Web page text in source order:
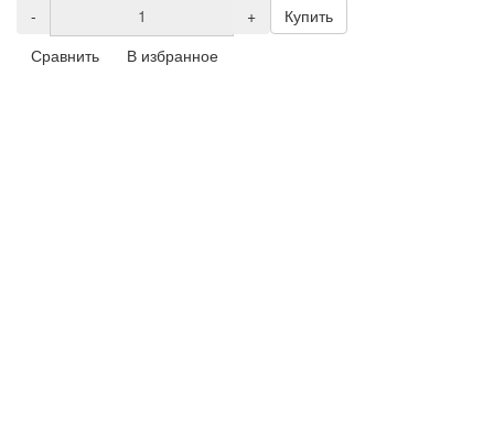
- +
Купить
Сравнить
В избранное